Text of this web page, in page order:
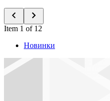
Item 1 of 12
Новинки